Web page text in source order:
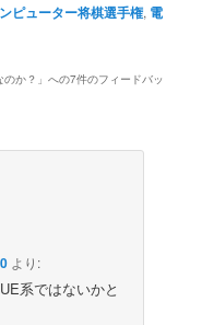
ピューター将棋選手権, 電
か？ 」への7件のフィードバッ
より:
系ではないかと